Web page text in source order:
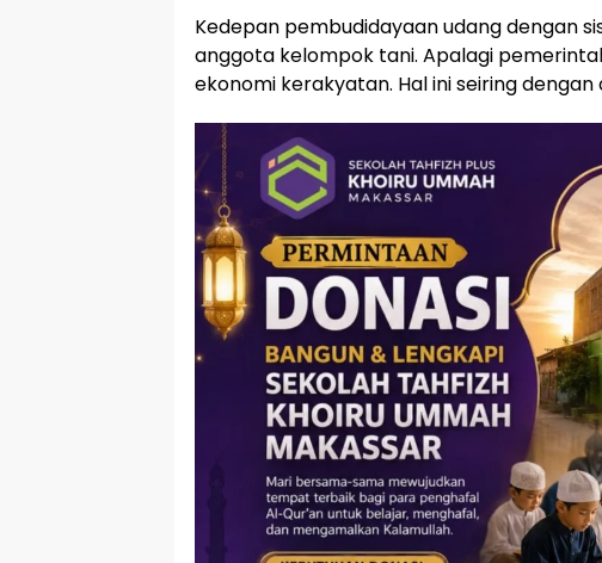
Kedepan pembudidayaan udang dengan
anggota kelompok tani. Apalagi
ekonomi kerakyatan. Hal ini seiring